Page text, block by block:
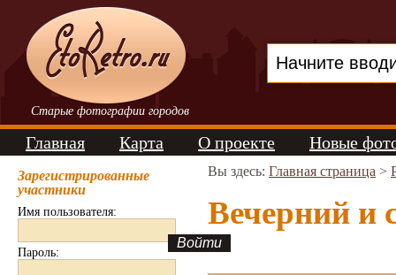
Старые фотографии городов
Главная Карта О проекте Новые
Зарегистрированные
участники
Имя пользователя:
Пароль:
Вы здесь: Главная страница >
Вечерний и